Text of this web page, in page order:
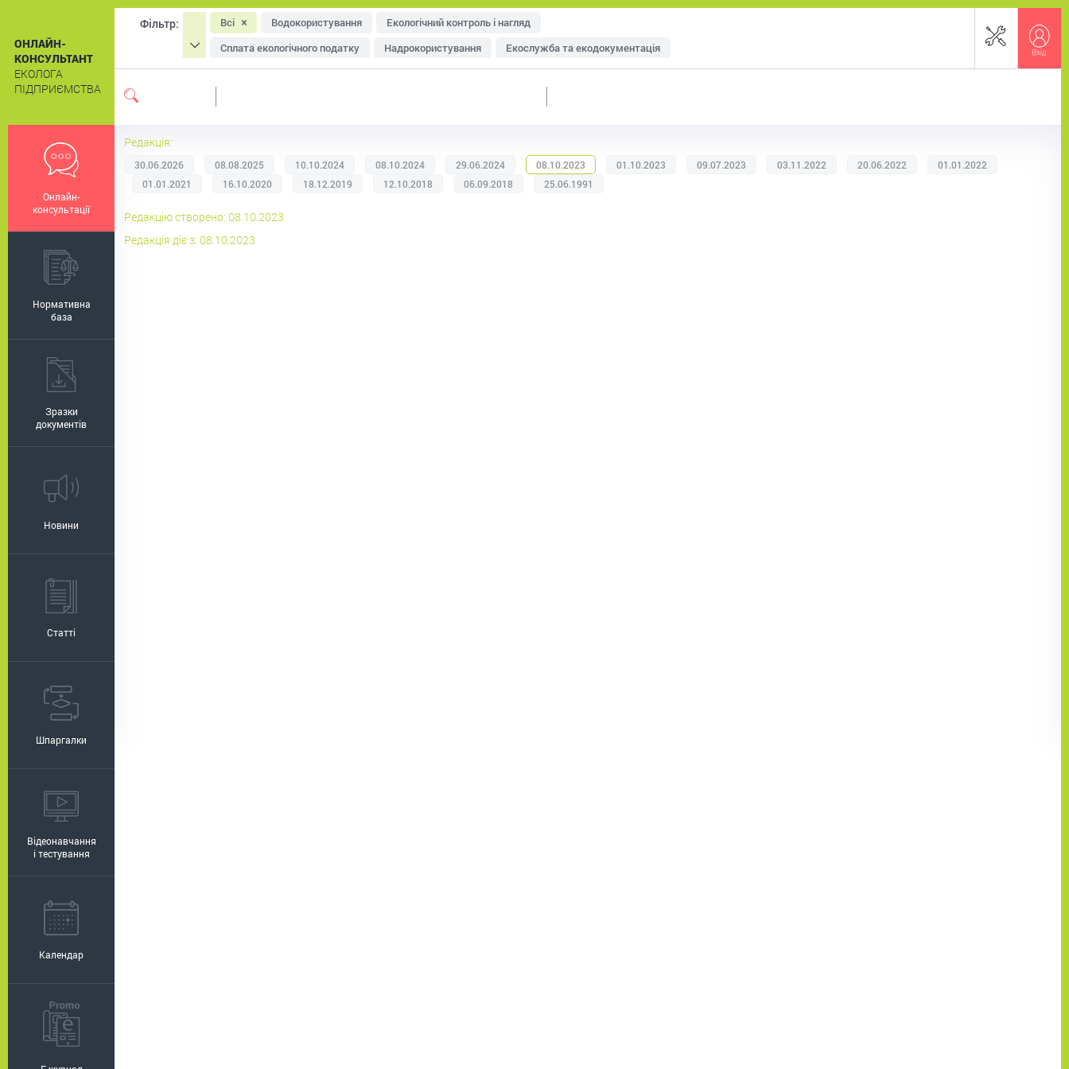
ОНЛАЙН-
КОНСУЛЬТАНТ
ЕКОЛОГА
ПІДПРИЄМСТВА
Онлайн-
консультації
Нормативна
база
Зразки
документів
Новини
Статті
Шпаргалки
Відеонавчання
і тестування
Календар
Фільтр: Всі Водокористування
Екологічний контроль і нагляд
Сплата екологічного податку
Надрокористування
Екослужба та екодокументація
Охорона атмосферного повітря
Управління відходами
Ресурсозбереження
Редакція:
30.06.2026 08.08.2025 10.10.2024 08.10.2024 29.06.2024 08.10.2023 01.10.2023 09.07.2023 03.11.2022 20.06.2022
01.01.2022
01.01.2021
16.10.2020 18.12.2019 12.10.2018 06.09.2018 25.06.1991
Редакцію створено: 08.10.2023
Редакція діє з: 08.10.2023